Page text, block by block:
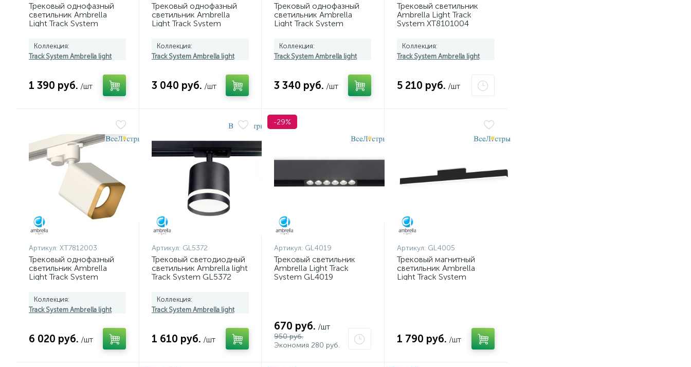
Трековый однофазный
светильник Ambrella
Light Track System
Коллекция:
Track System Ambrella light
1 390 руб. /шт
Трековый однофазный
светильник Ambrella
Light Track System
Коллекция:
Track System Ambrella light
3 040 руб. /шт
Трековый однофазный
светильник Ambrella
Light Track System
Коллекция:
Track System Ambrella light
3 340 руб. /шт
Трековый светильник
Ambrella Light Track
System XT8101004
N8124)
Коллекция:
Track System Ambrella light
5 210 руб. /шт
Артикул: XT7812003
Трековый однофазный
светильник Ambrella
Light Track System
C7812, N7704)
Коллекция:
Track System Ambrella light
6 020 руб. /шт
Артикул: GL5372
Трековый светодиодный
светильник Ambrella light
Track System GL5372
Коллекция:
Track System Ambrella light
1 610 руб. /шт
-29%
Артикул: GL4019
Трековый светильник
Ambrella Light Track
System GL4019
670 руб. /шт
950 руб.
Экономия 280 руб.
Артикул: GL4005
Трековый магнитный
светильник Ambrella
Light Track System
1 790 руб. /шт